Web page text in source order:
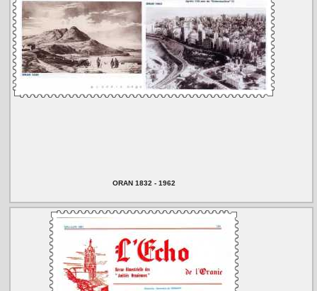
ORAN 1832 - 1962